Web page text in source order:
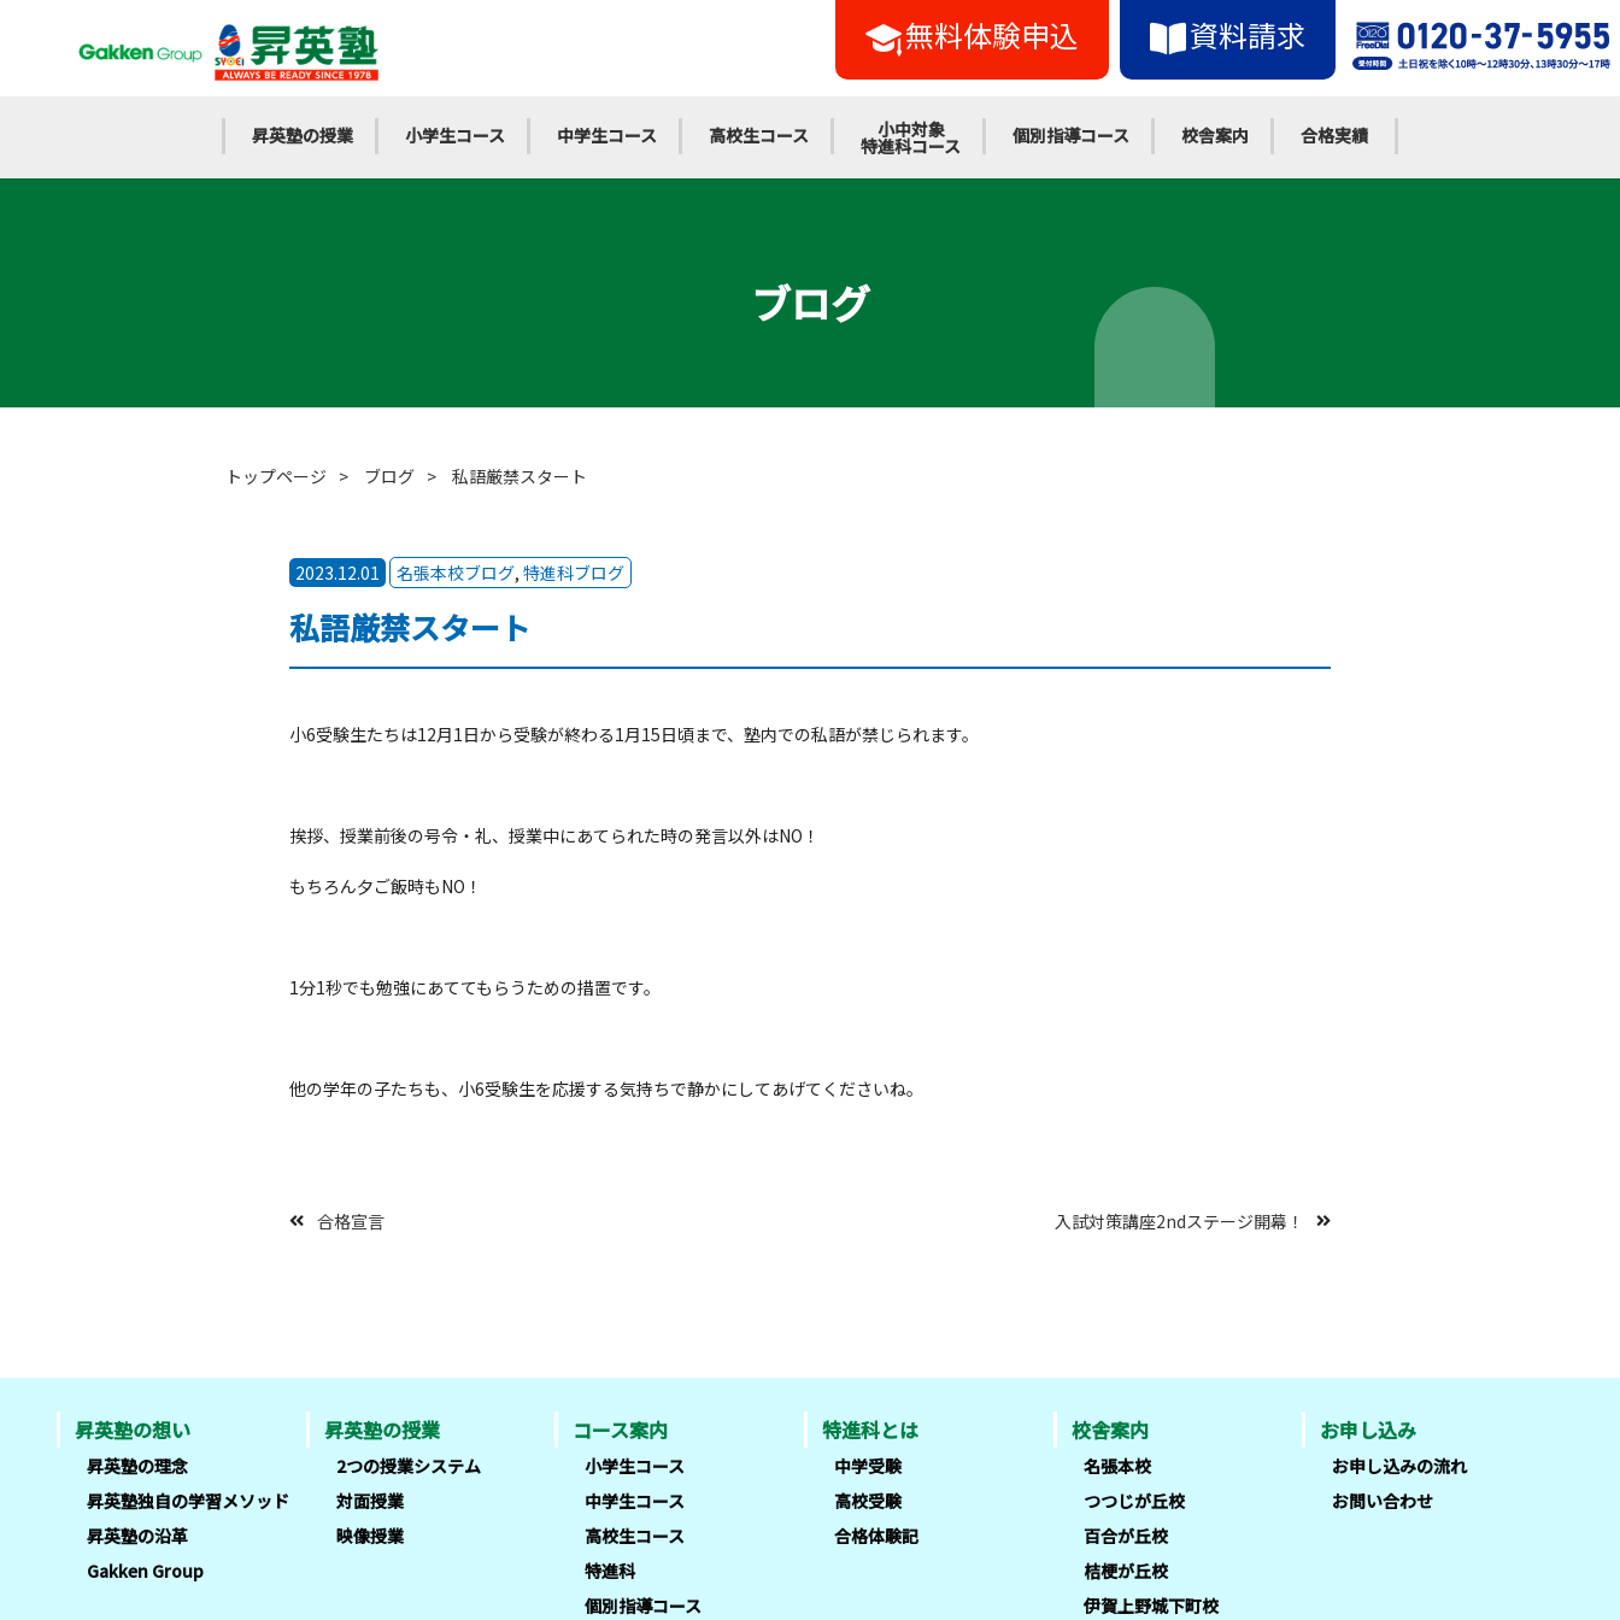
無料体験申込 資料請求
昇英塾の授業 小学生コース 中学生コース 高校生コース 小中対象
特進科コース 個別指導コース 校舎案内 合格実績
ブログ
トップページ > ブログ > 私語厳禁スタート
2023.12.01 名張本校ブログ, 特進科ブログ
私語厳禁スタート
小6受験生たちは12月1日から受験が終わる1月15日頃まで、塾内での私語が禁じられます。
挨拶、授業前後の号令・礼、授業中にあてられた時の発言以外はNO！
もちろん夕ご飯時もNO！
1分1秒でも勉強にあててもらうための措置です。
他の学年の子たちも、小6受験生を応援する気持ちで静かにしてあげてくださいね。
合格宣言 入試対策講座2ndステージ開幕！
昇英塾の想い
昇英塾の理念
昇英塾独自の学習メソッド
昇英塾の沿革
Gakken Group
昇英塾の授業
2つの授業システム
対面授業
映像授業
コース案内
小学生コース
中学生コース
高校生コース
特進科
個別指導コース
特進科とは
中学受験
高校受験
合格体験記
校舎案内
名張本校
つつじが丘校
百合が丘校
桔梗が丘校
伊賀上野城下町校
お申し込み
お申し込みの流れ
お問い合わせ